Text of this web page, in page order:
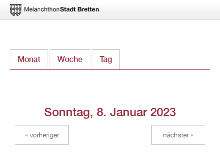
zum
Monat Woche Tag
Sonntag, 8. Januar 2023
« vorheriger nächster »